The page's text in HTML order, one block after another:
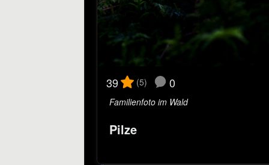
39 (5) 0
Familienfoto im Wald
Pilze